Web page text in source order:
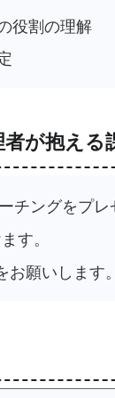
役割の理解
が抱え
チングをプレ
す。
願いします。